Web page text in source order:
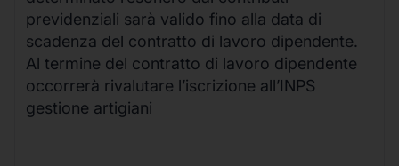
previdenziali sarà valido fino alla data di
scadenza del contratto di lavoro dipendente.
Al termine del contratto di lavoro dipendente
occorrerà rivalutare l’iscrizione all’INPS
gestione artigiani